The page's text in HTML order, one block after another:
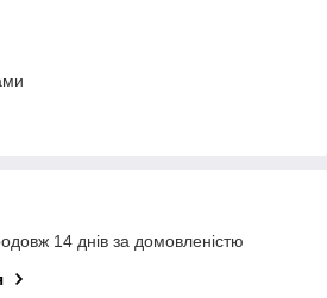
14 днів за домовленістю